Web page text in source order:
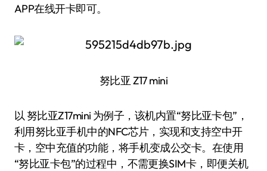
APP在线开卡即可。
努比亚 Z17 mini
以 努比亚Z17mini 为例子，该机内置“努比亚卡包”，
利用努比亚手机中的NFC芯片，实现和支持空中开
卡，空中充值的功能，将手机变成公交卡。在使用
“努比亚卡包”的过程中，不需更换SIM卡，即便关机